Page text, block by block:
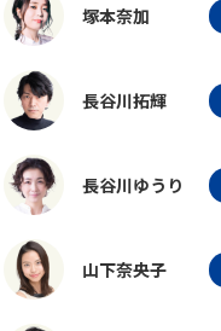
塚本奈加
長谷川拓輝
長谷川ゆうり
山下奈央子